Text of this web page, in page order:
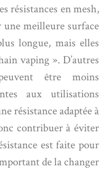
résistances en mesh,
meilleure surface
longue, mais elles
vaping ». D’autres
être moins
aux utilisations
résistance adaptée à
contribuer à éviter
est faite pour
de la changer